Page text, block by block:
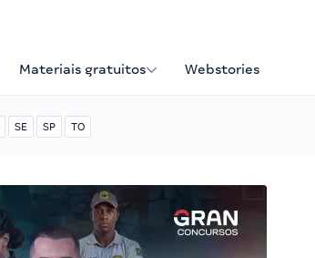
Materiais gratuitos Webstories
SE SP TO